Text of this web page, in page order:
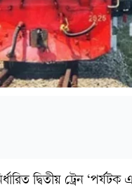
দ্বিতীয় ট্রেন